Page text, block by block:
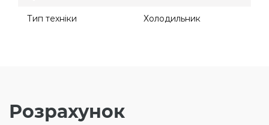
Тип техніки Холодильник
Розрахунок